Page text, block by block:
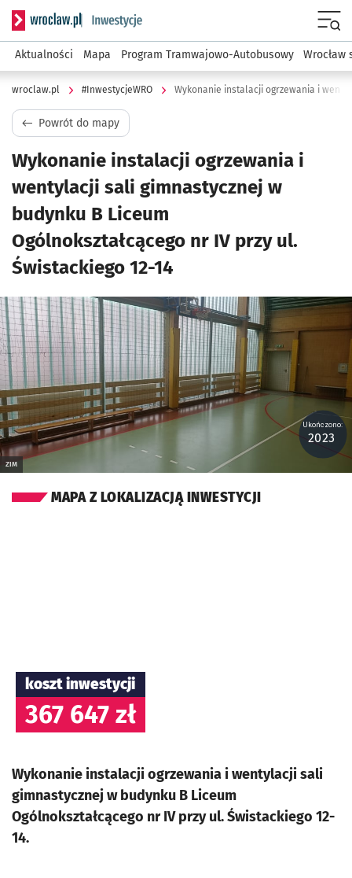
Serwis informacyjny wroclaw.pl podserwis:
Aktualności Mapa Program Tramwajowo-Autobusowy Wrocław
wroclaw.pl #InwestycjeWRO
Powrót do mapy
Wykonanie instalacji ogrzewania i
wentylacji sali gimnastycznej w
budynku B Liceum
Ogólnokształcącego nr IV przy ul.
Świstackiego 12-14
Kliknij, aby powiększyć
ZIM
Ukończono:
2023
MAPA Z LOKALIZACJĄ INWESTYCJI
koszt inwestycji
367 647 zł
Wykonanie instalacji ogrzewania i wentylacji sali
gimnastycznej w budynku B Liceum
Ogólnokształcącego nr IV przy ul. Świstackiego 12-
14.